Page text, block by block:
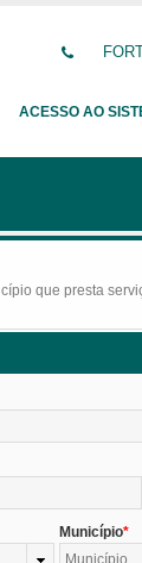
ACESSO AO
que presta
Município